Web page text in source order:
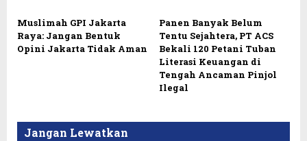
Muslimah GPI Jakarta
Raya: Jangan Bentuk
Opini Jakarta Tidak Aman
Panen Banyak Belum
Tentu Sejahtera, PT ACS
Bekali 120 Petani Tuban
Literasi Keuangan di
Tengah Ancaman Pinjol
Ilegal
Jangan Lewatkan